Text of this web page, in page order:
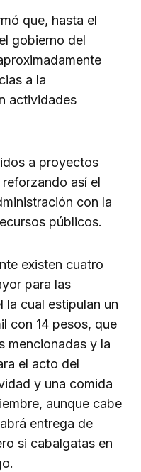
que, hasta el
gobierno del
a la
actividades
a proyectos
así el
con la
públicos.
existen cuatro
para las
la cual estipulan un
con 14 pesos, que
mencionadas y la
el acto del
y una comida
aunque cabe
entrega de
si cabalgatas en